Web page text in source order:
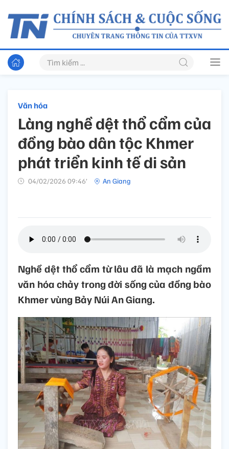
Văn hóa
Làng nghề dệt thổ cẩm của
đồng bào dân tộc Khmer
phát triển kinh tế di sản
04/02/2026 09:46’ An Giang
Nghề dệt thổ cẩm từ lâu đã là mạch ngầm
văn hóa chảy trong đời sống của đồng bào
Khmer vùng Bảy Núi An Giang.